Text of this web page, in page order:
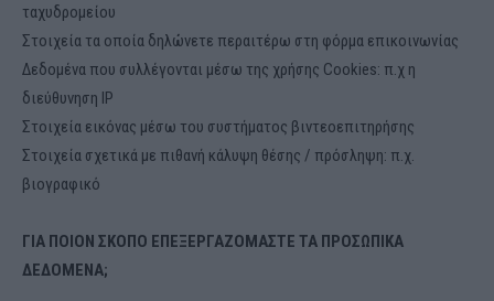
ταχυδρομείου
Στοιχεία τα οποία δηλώνετε περαιτέρω στη φόρμα επικοινωνίας
Δεδομένα που συλλέγονται μέσω της χρήσης Cookies: π.χ η
διεύθυνηση IP
Στοιχεία εικόνας μέσω του συστήματος βιντεοεπιτηρήσης
Στοιχεία σχετικά με πιθανή κάλυψη θέσης / πρόσληψη: π.χ.
βιογραφικό
ΓΙΑ ΠΟΙΟΝ ΣΚΟΠΟ ΕΠΕΞΕΡΓΑΖΟΜΑΣΤΕ ΤΑ ΠΡΟΣΩΠΙΚΑ
ΔΕΔΟΜΕΝΑ;